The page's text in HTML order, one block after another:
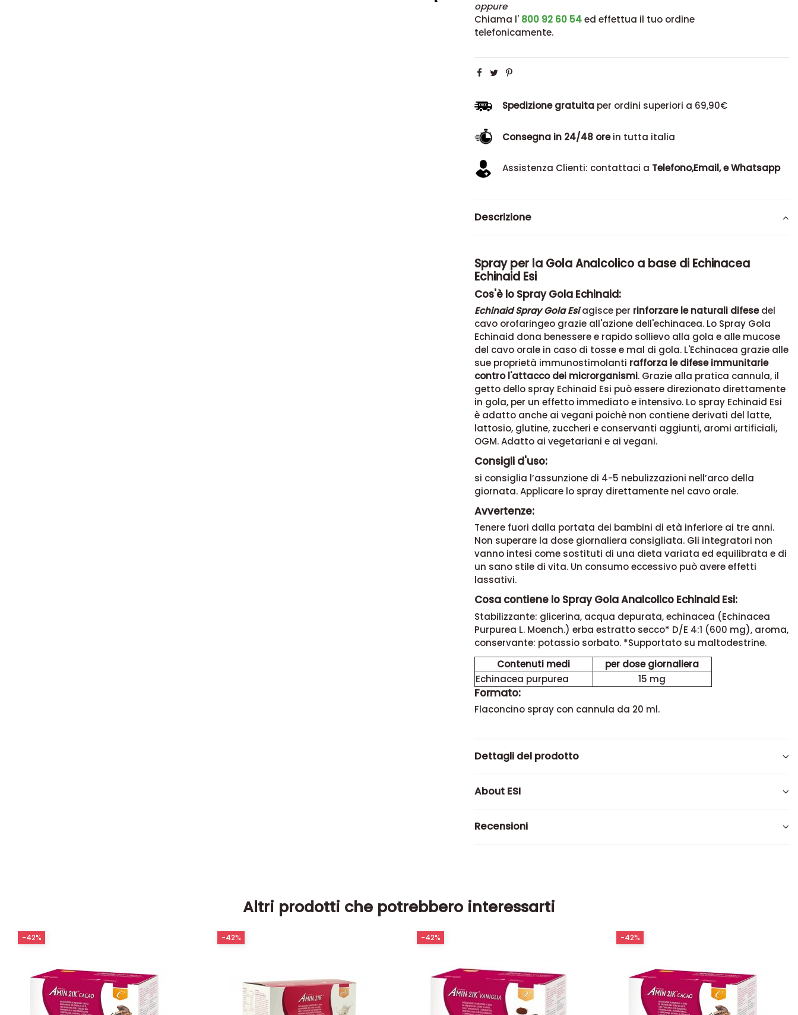
oppure
Chiama l' 800 92 60 54ed effettua il tuo ordine
telefonicamente.
Spedizione gratuitaper ordini superiori a 69,90€
Consegna in 24/48 orein tutta italia
Assistenza Clienti: contattaci a Telefono,Email, e Whatsapp
Descrizione
Spray per la Gola Analcolico a base di Echinacea
Echinaid Esi
Cos'è lo Spray Gola Echinaid:
Echinaid Spray Gola Esiagisce per rinforzare le naturali difesedel
cavo orofaringeo grazie all'azione dell'echinacea. Lo Spray Gola
Echinaid dona benessere e rapido sollievo alla gola e alle mucose
del cavo orale in caso di tosse e mal di gola. L'Echinacea grazie alle
sue proprietà immunostimolanti rafforza le difese immunitarie
contro l'attacco dei microrganismi. Grazie alla pratica cannula, il
getto dello spray Echinaid Esi può essere direzionato direttamente
in gola, per un effetto immediato e intensivo. Lo spray Echinaid Esi
è adatto anche ai vegani poichè non contiene derivati del latte,
lattosio, glutine, zuccheri e conservanti aggiunti, aromi artificiali,
OGM. Adatto ai vegetariani e ai vegani.
Consigli d'uso:
si consiglia l’assunzione di 4-5 nebulizzazioni nell’arco della
giornata. Applicare lo spray direttamente nel cavo orale.
Avvertenze:
Tenere fuori dalla portata dei bambini di età inferiore ai tre anni.
Non superare la dose giornaliera consigliata. Gli integratori non
vanno intesi come sostituti di una dieta variata ed equilibrata e di
un sano stile di vita. Un consumo eccessivo può avere effetti
lassativi.
Cosa contiene lo Spray Gola Analcolico Echinaid Esi:
Stabilizzante: glicerina, acqua depurata, echinacea (Echinacea
Purpurea L. Moench.) erba estratto secco* D/E 4:1 (600 mg), aroma,
conservante: potassio sorbato. *Supportato su maltodestrine.
Contenuti medi
per dose giornaliera
Echinacea purpurea
15 mg
Formato:
Flaconcino spray con cannula da 20 ml.
Dettagli del prodotto
About ESI
Recensioni
Altri prodotti che potrebbero interessarti
-42% -42% -42% -42%